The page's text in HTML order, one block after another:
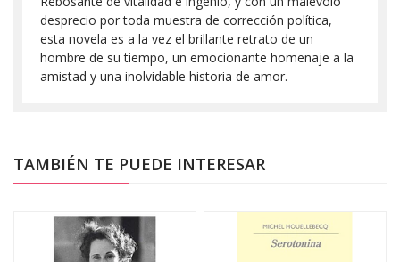
desprecio por toda muestra de corrección política,
esta novela es a la vez el brillante retrato de un
hombre de su tiempo, un emocionante homenaje a la
amistad y una inolvidable historia de amor.
TAMBIÉN TE PUEDE INTERESAR